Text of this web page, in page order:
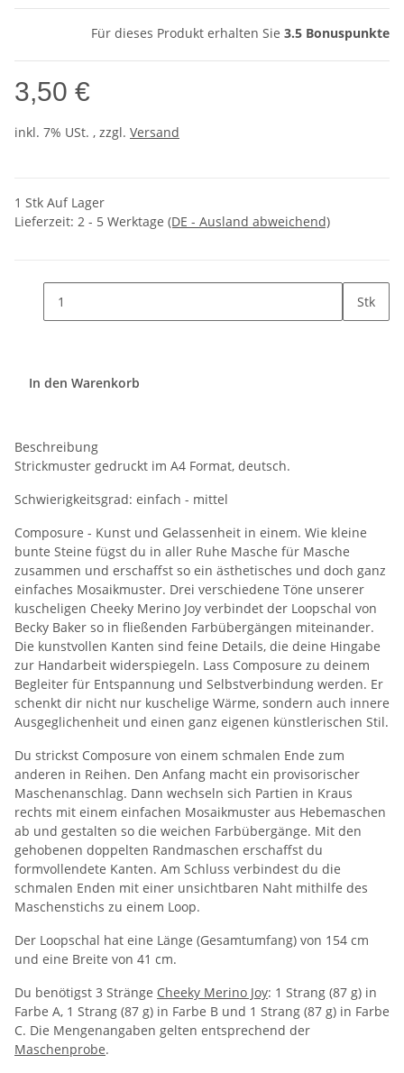
Für dieses Produkt erhalten Sie 3.5 Bonuspunkte
3,50 €
inkl. 7% USt. , zzgl. Versand
1 Stk Auf Lager
Lieferzeit: 2 - 5 Werktage (DE - Ausland abweichend)
Stk
In den Warenkorb
Beschreibung
Strickmuster gedruckt im A4 Format, deutsch.
Schwierigkeitsgrad: einfach - mittel
Composure - Kunst und Gelassenheit in einem. Wie kleine
bunte Steine fügst du in aller Ruhe Masche für Masche
zusammen und erschaffst so ein ästhetisches und doch ganz
einfaches Mosaikmuster. Drei verschiedene Töne unserer
kuscheligen Cheeky Merino Joy verbindet der Loopschal von
Becky Baker so in fließenden Farbübergängen miteinander.
Die kunstvollen Kanten sind feine Details, die deine Hingabe
zur Handarbeit widerspiegeln. Lass Composure zu deinem
Begleiter für Entspannung und Selbstverbindung werden. Er
schenkt dir nicht nur kuschelige Wärme, sondern auch innere
Ausgeglichenheit und einen ganz eigenen künstlerischen Stil.
Du strickst Composure von einem schmalen Ende zum
anderen in Reihen. Den Anfang macht ein provisorischer
Maschenanschlag. Dann wechseln sich Partien in Kraus
rechts mit einem einfachen Mosaikmuster aus Hebemaschen
ab und gestalten so die weichen Farbübergänge. Mit den
gehobenen doppelten Randmaschen erschaffst du
formvollendete Kanten. Am Schluss verbindest du die
schmalen Enden mit einer unsichtbaren Naht mithilfe des
Maschenstichs zu einem Loop.
Der Loopschal hat eine Länge (Gesamtumfang) von 154 cm
und eine Breite von 41 cm.
Du benötigst 3 Stränge Cheeky Merino Joy: 1 Strang (87 g) in
Farbe A, 1 Strang (87 g) in Farbe B und 1 Strang (87 g) in Farbe
C. Die Mengenangaben gelten entsprechend der
Maschenprobe.